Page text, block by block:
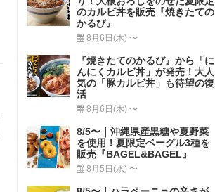
のカルビ丼を販売『焼きたての
かるび』
8月6日(木) 〜
『焼きたてのかるび』から「に
んにくカルビ丼」が発売！大人
気の「豚カルビ丼」も待望の復
活
8月6日(木) 〜
8/5〜｜沖縄県産黒糖や夏野菜
を使用！夏限定ベーグル3種を
販売『BAGEL&BAGEL』
8月5日(水) 〜